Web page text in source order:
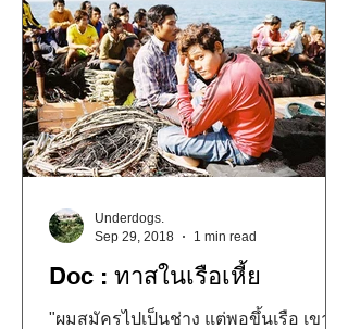
Doc : ทาสในเรือเหี้ย
"ผมสมัครไปเป็นช่าง แต่พอขึ้นเรือ เขามี
Underdogs.
Sep 29, 2018
1 min read